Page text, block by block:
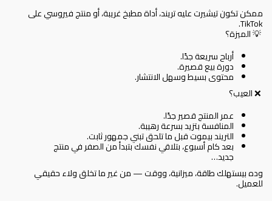
ممكن تكون تيشيرت عليه تريند، أداة مطبخ غريبة، أو منتج فيروسي على
TikTok.
💡 الميزة؟
أرباح سريعة جدًا.
دورة بيع قصيرة.
محتوى بسيط وسهل الانتشار.
❌ العيب؟
عمر المنتج قصير جدًا.
المنافسة بتزيد بسرعة رهيبة.
التريند بيموت قبل ما تلحق تبني جمهور ثابت.
بعد كام أسبوع، بتلاقي نفسك بتبدأ من الصفر في منتج
جديد…
وده بيستهلك طاقة، ميزانية، ووقت — من غير ما تخلق ولاء حقيقي
للعميل.